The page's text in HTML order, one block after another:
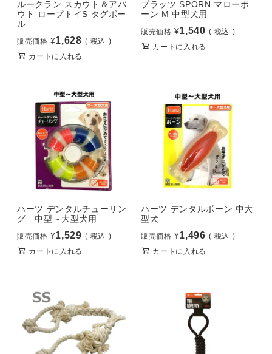
ルークラン スカウト＆アバ
ウト ロープトイS タグボー
ル
販売価格 ¥1,628
税込
カートに入れる
プラッツ SPORN マローボ
ーン M 中型犬用
販売価格 ¥1,540
税込
カートに入れる
ハーツ デンタルチューリン
グ 中型～大型犬用
販売価格 ¥1,529
税込
カートに入れる
ハーツ デンタルボーン 中大
型犬
販売価格 ¥1,496
税込
カートに入れる